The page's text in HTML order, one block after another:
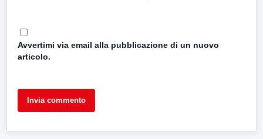
Avvertimi via email alla pubblicazione di un nuovo
articolo.